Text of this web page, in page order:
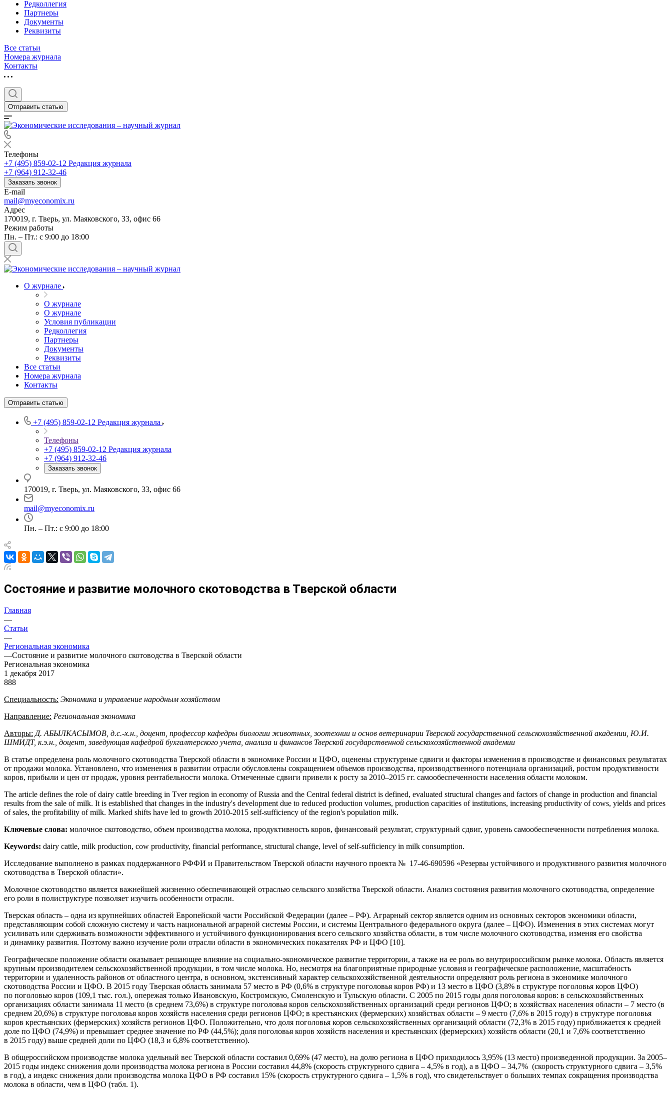
Редколлегия
Партнеры
Документы
Реквизиты
Все статьи
Номера журнала
Контакты
Отправить статью
Телефоны
+7 (495) 859-02-12 Редакция журнала
+7 (964) 912-32-46
Заказать звонок
E-mail
mail@myeconomix.ru
Адрес
170019, г. Тверь, ул. Маяковского, 33, офис 66
Режим работы
Пн. – Пт.: с 9:00 до 18:00
О журнале
О журнале
О журнале
Условия публикации
Редколлегия
Партнеры
Документы
Реквизиты
Все статьи
Номера журнала
Контакты
Отправить статью
+7 (495) 859-02-12 Редакция журнала
Телефоны
+7 (495) 859-02-12 Редакция журнала
+7 (964) 912-32-46
Заказать звонок
170019, г. Тверь, ул. Маяковского, 33, офис 66
mail@myeconomix.ru
Пн. – Пт.: с 9:00 до 18:00
Состояние и развитие молочного скотоводства в Тверской области
Главная
—
Статьи
—
Региональная экономика
—Состояние и развитие молочного скотоводства в Тверской области
Региональная экономика
1 декабря 2017
888
Специальность: Экономика и управление народным хозяйством
Направление: Региональная экономика
Авторы: Д. АБЫЛКАСЫМОВ, д.с.-х.н., доцент, профессор кафедры биологии животных, зоотехнии и основ ветеринарии Тверской государственной сельскохозяйственной академии, Ю.И.
ШМИДТ, к.э.н., доцент, заведующая кафедрой бухгалтерского учета, анализа и финансов Тверской государственной сельскохозяйственной академии
В статье определена роль молочного скотоводства Тверской области в экономике России и ЦФО, оценены структурные сдвиги и факторы изменения в производстве и финансовых результатах
от продажи молока. Установлено, что изменения в развитии отрасли обусловлены сокращением объемов производства, производственного потенциала организаций, ростом продуктивности
коров, прибыли и цен от продаж, уровня рентабельности молока. Отмеченные сдвиги привели к росту за 2010–2015 гг. самообеспеченности населения области молоком.
The article defines the role of dairy cattle breeding in Tver region in economy of Russia and the Central federal district is defined, evaluated structural changes and factors of change in production and financial
results from the sale of milk. It is established that changes in the industry's development due to reduced production volumes, production capacities of institutions, increasing productivity of cows, yields and prices
of sales, the profitability of milk. Marked shifts have led to growth 2010-2015 self-sufficiency of the region's population milk.
Ключевые слова: молочное скотоводство, объем производства молока, продуктивность коров, финансовый результат, структурный сдвиг, уровень самообеспеченности потребления молока.
Keywords: dairy cattle, milk production, cow productivity, financial performance, structural change, level of self-sufficiency in milk consumption.
Исследование выполнено в рамках поддержанного РФФИ и Правительством Тверской области научного проекта № 17-46-690596 «Резервы устойчивого и продуктивного развития молочного
скотоводства в Тверской области».
Молочное скотоводство является важнейшей жизненно обеспечивающей отраслью сельского хозяйства Тверской области. Анализ состояния развития молочного скотоводства, определение
его роли в полиструктуре позволяет изучить особенности отрасли.
Тверская область – одна из крупнейших областей Европейской части Российской Федерации (далее – РФ). Аграрный сектор является одним из основных секторов экономики области,
представляющим собой сложную систему и часть национальной аграрной системы России, и системы Центрального федерального округа (далее – ЦФО). Изменения в этих системах могут
усиливать или сдерживать возможности эффективного и устойчивого функционирования всего сельского хозяйства области, в том числе молочного скотоводства, изменяя его свойства
и динамику развития. Поэтому важно изучение роли отрасли области в экономических показателях РФ и ЦФО [10].
Географическое положение области оказывает решающее влияние на социально-экономическое развитие территории, а также на ее роль во внутрироссийском рынке молока. Область является
крупным производителем сельскохозяйственной продукции, в том числе молока. Но, несмотря на благоприятные природные условия и географическое расположение, масштабность
территории и удаленность районов от областного центра, в основном, экстенсивный характер сельскохозяйственной деятельности определяют роль региона в экономике молочного
скотоводства России и ЦФО. В 2015 году Тверская область занимала 57 место в РФ (0,6% в структуре поголовья коров РФ) и 13 место в ЦФО (3,8% в структуре поголовья коров ЦФО)
по поголовью коров (109,1 тыс. гол.), опережая только Ивановскую, Костромскую, Смоленскую и Тульскую области. С 2005 по 2015 годы доля поголовья коров: в сельскохозяйственных
организациях области занимала 11 место (в среднем 73,6%) в структуре поголовья коров сельскохозяйственных организаций среди регионов ЦФО; в хозяйствах населения области – 7 место (в
среднем 20,6%) в структуре поголовья коров хозяйств населения среди регионов ЦФО; в крестьянских (фермерских) хозяйствах области – 9 место (7,6% в 2015 году) в структуре поголовья
коров крестьянских (фермерских) хозяйств регионов ЦФО. Положительно, что доля поголовья коров сельскохозяйственных организаций области (72,3% в 2015 году) приближается к средней
доле по ЦФО (74,9%) и превышает среднее значение по РФ (44,5%); доля поголовья коров хозяйств населения и крестьянских (фермерских) хозяйств области (20,1 и 7,6% соответственно
в 2015 году) выше средней доли по ЦФО (18,3 и 6,8% соответственно).
В общероссийском производстве молока удельный вес Тверской области составил 0,69% (47 место), на долю региона в ЦФО приходилось 3,95% (13 место) произведенной продукции. За 2005–
2015 годы индекс снижения доли производства молока региона в России составил 44,8% (скорость структурного сдвига – 4,5% в год), а в ЦФО – 34,7% (скорость структурного сдвига – 3,5%
в год), а индекс снижения доли производства молока ЦФО в РФ составил 15% (скорость структурного сдвига – 1,5% в год), что свидетельствует о больших темпах сокращения производства
молока в области, чем в ЦФО (табл. 1).